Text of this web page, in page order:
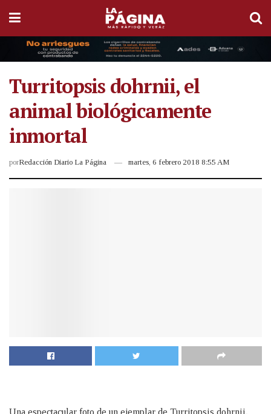
Turritopsis dohrnii, el
animal biológicamente
inmortal
porRedacción Diario La Página martes, 6 febrero 2018 8:55 AM
Una espectacular foto de un ejemplar de Turritopsis dohrnii,